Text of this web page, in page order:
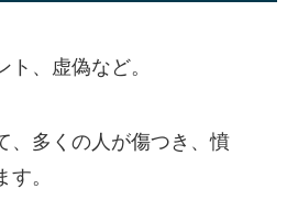
、虚偽など。
、多くの人が傷つき、憤
。